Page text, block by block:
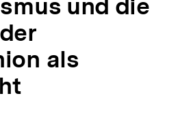
und die
als